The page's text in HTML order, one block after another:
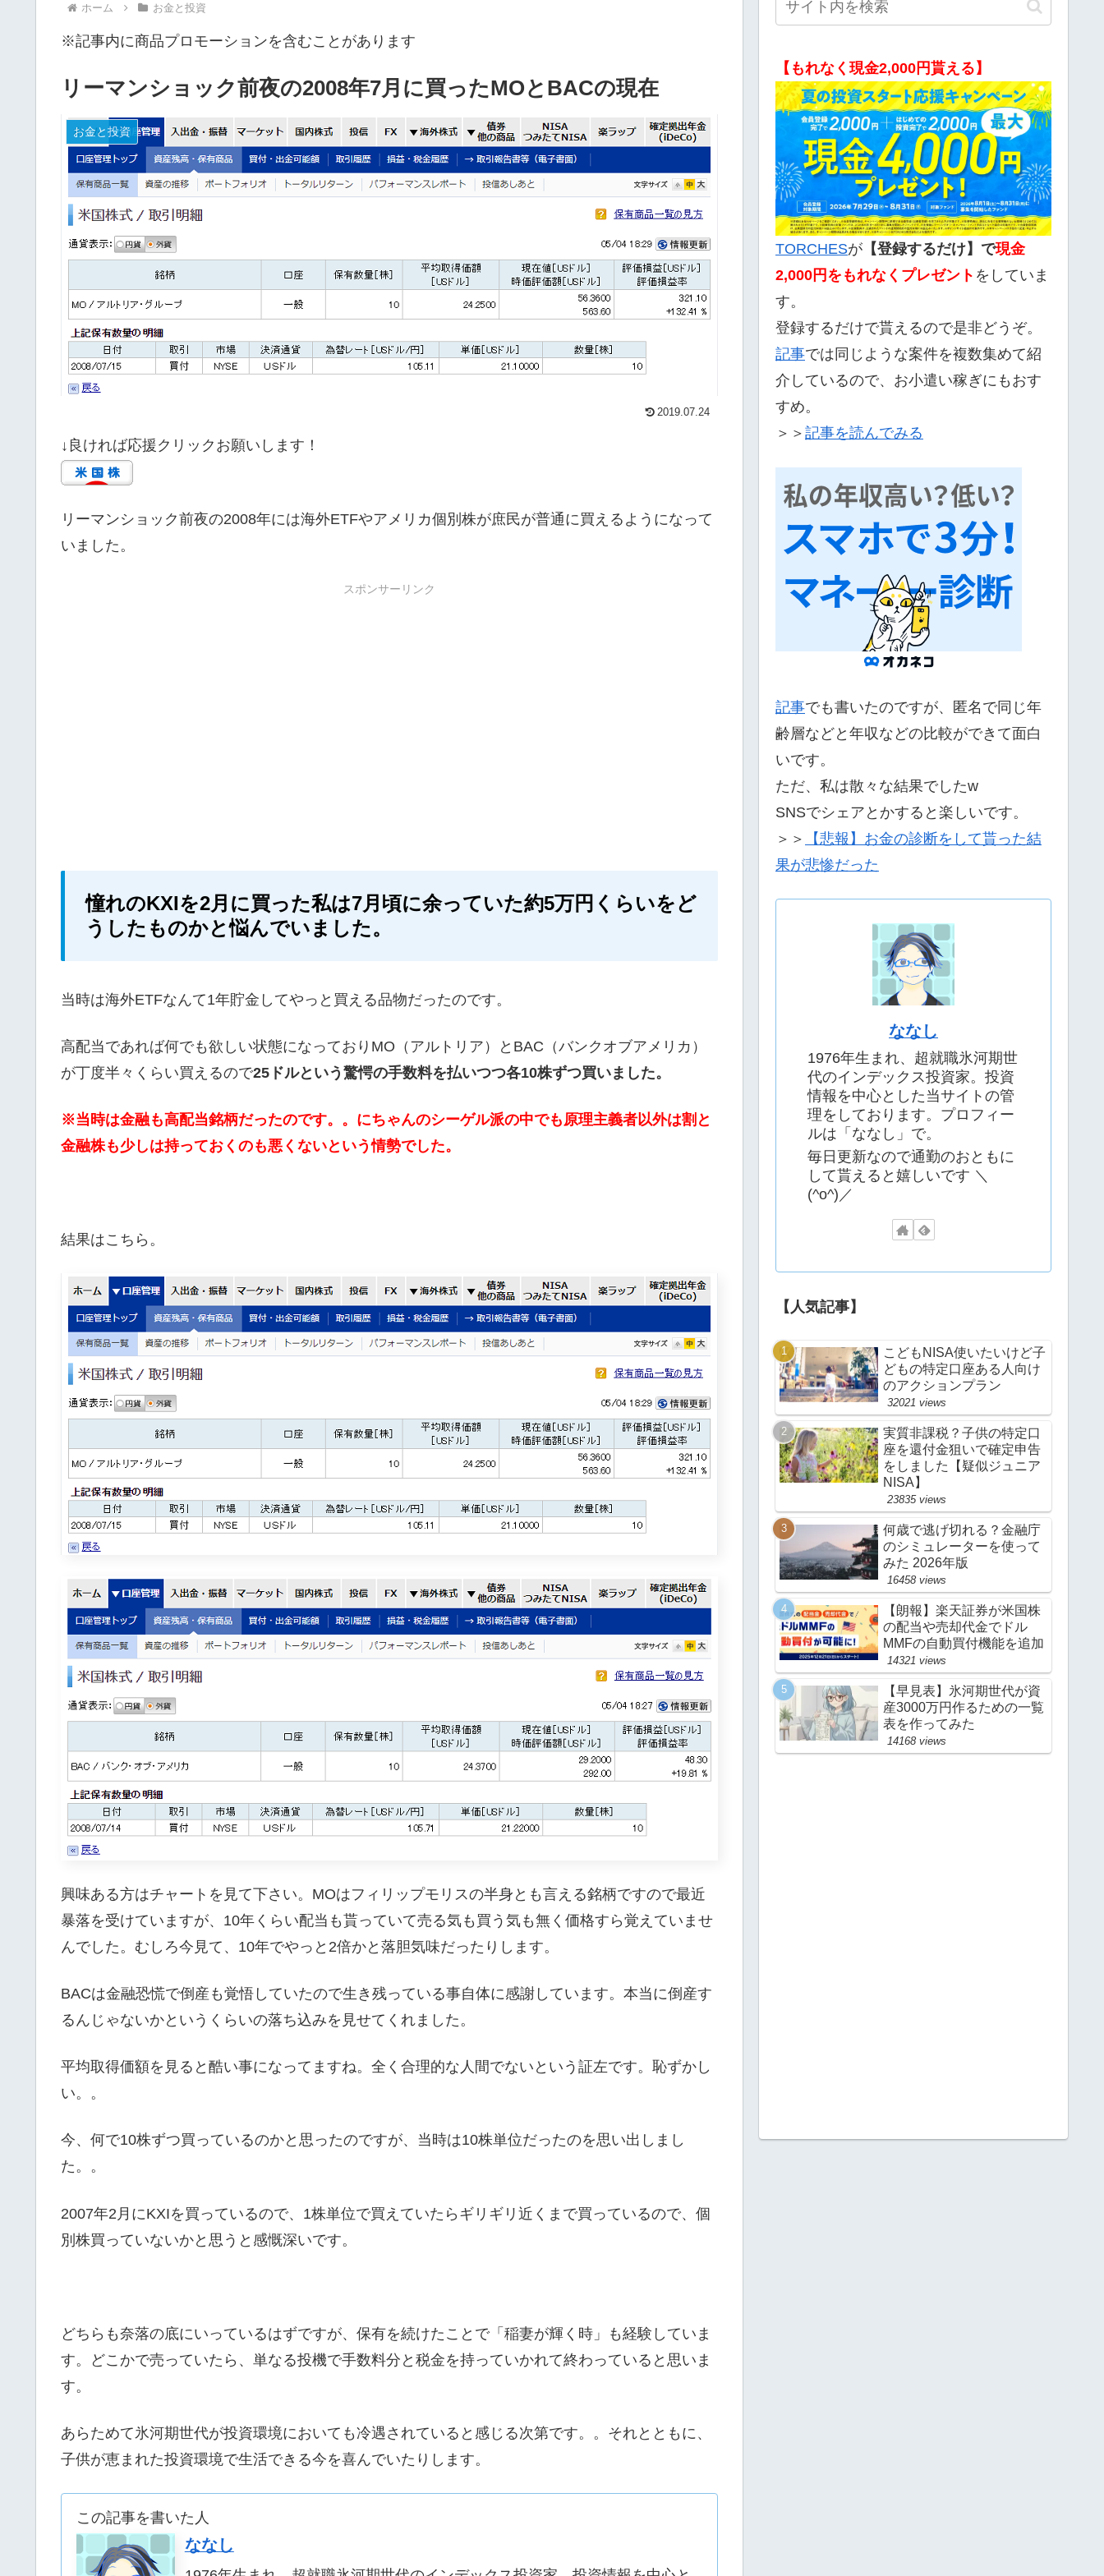
ホーム お金と投資
※記事内に商品プロモーションを含むことがあります
リーマンショック前夜の2008年7月に買ったMOとBACの現在
お金と投資
2019.07.24
↓良ければ応援クリックお願いします！
リーマンショック前夜の2008年には海外ETFやアメリカ個別株が庶民が普通に買えるようになって
いました。
スポンサーリンク
憧れのKXIを2月に買った私は7月頃に余っていた約5万円くらいをど
うしたものかと悩んでいました。
当時は海外ETFなんて1年貯金してやっと買える品物だったのです。
高配当であれば何でも欲しい状態になっておりMO（アルトリア）とBAC（バンクオブアメリカ）
が丁度半々くらい買えるので25ドルという驚愕の手数料を払いつつ各10株ずつ買いました。
※当時は金融も高配当銘柄だったのです。。にちゃんのシーゲル派の中でも原理主義者以外は割と
金融株も少しは持っておくのも悪くないという情勢でした。
結果はこちら。
興味ある方はチャートを見て下さい。MOはフィリップモリスの半身とも言える銘柄ですので最近
暴落を受けていますが、10年くらい配当も貰っていて売る気も買う気も無く価格すら覚えていませ
んでした。むしろ今見て、10年でやっと2倍かと落胆気味だったりします。
BACは金融恐慌で倒産も覚悟していたので生き残っている事自体に感謝しています。本当に倒産す
るんじゃないかというくらいの落ち込みを見せてくれました。
平均取得価額を見ると酷い事になってますね。全く合理的な人間でないという証左です。恥ずかし
い。。
今、何で10株ずつ買っているのかと思ったのですが、当時は10株単位だったのを思い出しまし
た。。
2007年2月にKXIを買っているので、1株単位で買えていたらギリギリ近くまで買っているので、個
別株買っていないかと思うと感慨深いです。
どちらも奈落の底にいっているはずですが、保有を続けたことで「稲妻が輝く時」も経験していま
す。どこかで売っていたら、単なる投機で手数料分と税金を持っていかれて終わっていると思いま
す。
あらためて氷河期世代が投資環境においても冷遇されていると感じる次第です。。それとともに、
子供が恵まれた投資環境で生活できる今を喜んでいたりします。
この記事を書いた人
ななし
【もれなく現金2,000円貰える】
TORCHESが 【登録するだけ】で現金
2,000 円をもれなくプレゼント をしていま
す。
登録するだけで貰えるので是非どうぞ。
記事では同じような案件を複数集めて紹
介しているので、お小遣い稼ぎにもおす
すめ。
＞＞ 記事を読んでみる
記事でも書いたのですが、匿名で同じ年
齢層などと年収などの比較ができて面白
いです。
ただ、私は散々な結果でしたw
SNSでシェアとかすると楽しいです。
＞＞
【悲報】お金の診断をして貰った結
果が悲惨だった
ななし
1976年生まれ、超就職氷河期世
代のインデックス投資家。投資
情報を中心とした当サイトの管
理をしております。プロフィー
ルは「ななし」で。
毎日更新なので通勤のおともに
して貰えると嬉しいです ＼
(^o^)／
【人気記事】
こどもNISA使いたいけど子
どもの特定口座ある人向け
のアクションプラン
32021 views
実質非課税？子供の特定口
座を還付金狙いで確定申告
をしました【疑似ジュニア
NISA】
23835 views
何歳で逃げ切れる？金融庁
のシミュレーターを使って
みた 2026年版
16458 views
【朗報】楽天証券が米国株
の配当や売却代金でドル
MMFの自動買付機能を追加
14321 views
【早見表】氷河期世代が資
産3000万円作るための一覧
表を作ってみた
14168 views